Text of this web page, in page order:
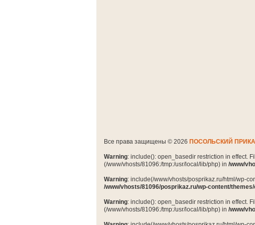
Все права защищены © 2026 ПОСОЛЬСКИЙ
Warning: include(): open_basedir restriction in effect.
(/www/vhosts/81096:/tmp:/usr/local/lib/php) in /www/
Warning: include(/www/vhosts/posprikaz.ru/html/wp-
/www/vhosts/81096/posprikaz.ru/wp-content/
Warning: include(): open_basedir restriction in effect.
(/www/vhosts/81096:/tmp:/usr/local/lib/php) in /www/